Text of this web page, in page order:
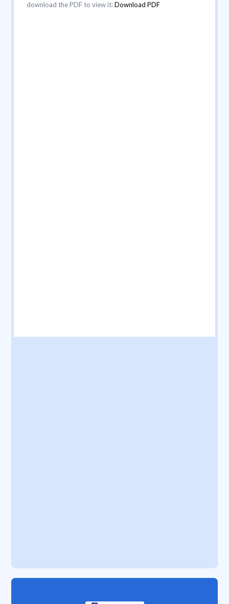
download the PDF to view it:Download PDF